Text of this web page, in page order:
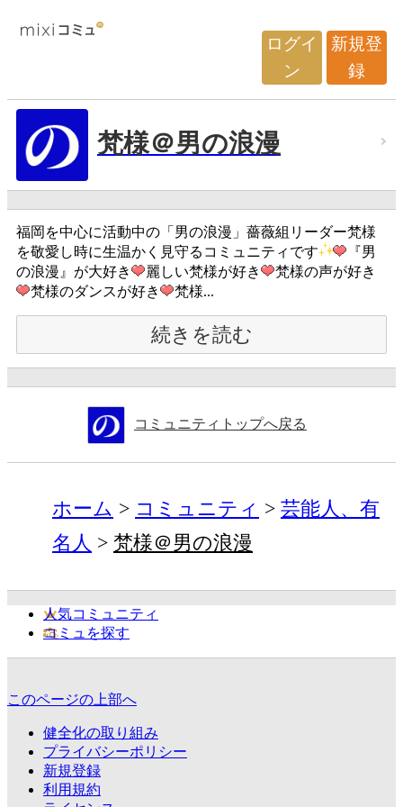
ログイ
ン
新規登
録
梵様＠男の浪漫
福岡を中心に活動中の「男の浪漫」薔薇組リーダー梵様
を敬愛し時に生温かく見守るコミュニティです
『男
の浪漫』が大好き
麗しい梵様が好き
梵様の声が好き
梵様のダンスが好き
梵様...
続きを読む
コミュニティトップへ戻る
ホーム コミュニティ
芸能人、有
名人
梵様＠男の浪漫
人気コミュニティ
コミュを探す
このページの上部へ
健全化の取り組み
プライバシーポリシー
新規登録
利用規約